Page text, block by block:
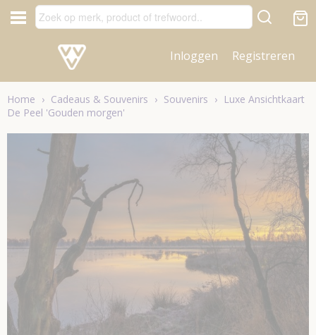
Inloggen Registreren
Home › Cadeaus & Souvenirs › Souvenirs › Luxe Ansichtkaart
De Peel 'Gouden morgen'